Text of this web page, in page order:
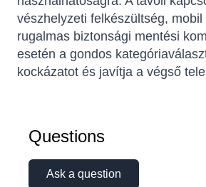
vészhelyzeti felkészültség,
rugalmas biztonsági mentési
esetén a gondos
kockázatot és javítja a végső
Questions
Ask a question
Sophie